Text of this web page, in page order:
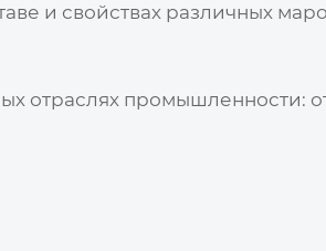
и свойствах различных
отраслях промышленности: